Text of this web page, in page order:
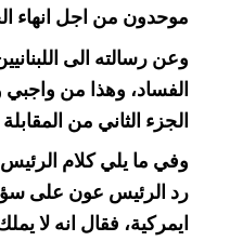
موحدون من اجل انهاء
وعن رسالته الى
الفساد، وهذا من واجبي
الجزء الثاني من المقابلة
وفي ما يلي كلام
رد الرئيس عون على
ايمركية، فقال انه لا